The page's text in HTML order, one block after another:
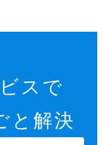
スで
と解決